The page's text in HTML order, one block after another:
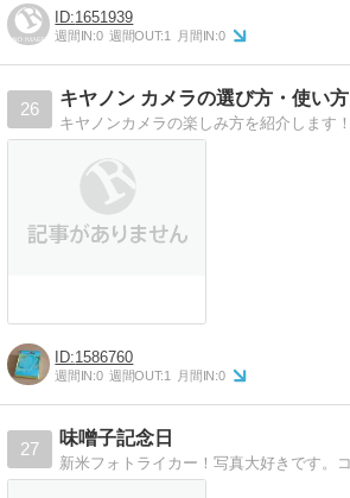
1651939
週間IN:0 週間OUT:1 月間IN:0
26
キヤノン カメラの選び方・使い方
1586760
週間IN:0 週間OUT:1 月間IN:0
27
味噌子記念日